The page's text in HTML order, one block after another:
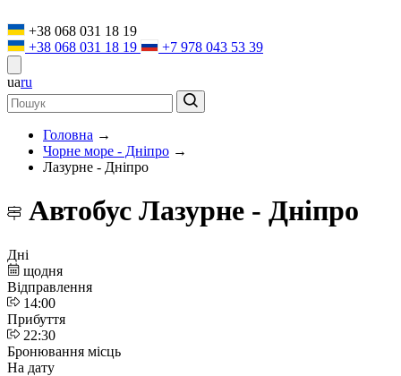
+38 068 031 18 19
+38 068 031 18 19
+7 978 043 53 39
uaru
Головна →
Чорне море - Дніпро →
Лазурне - Дніпро
Автобус Лазурне - Дніпро
Дні
щодня
Відправлення
14:00
Прибуття
22:30
Бронювання місць
На дату